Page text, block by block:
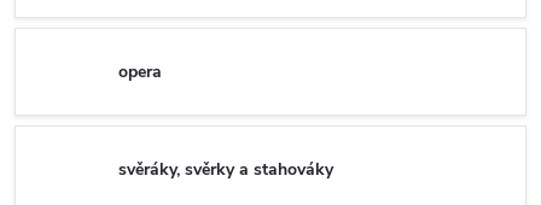
opera
svěráky, svěrky a stahováky